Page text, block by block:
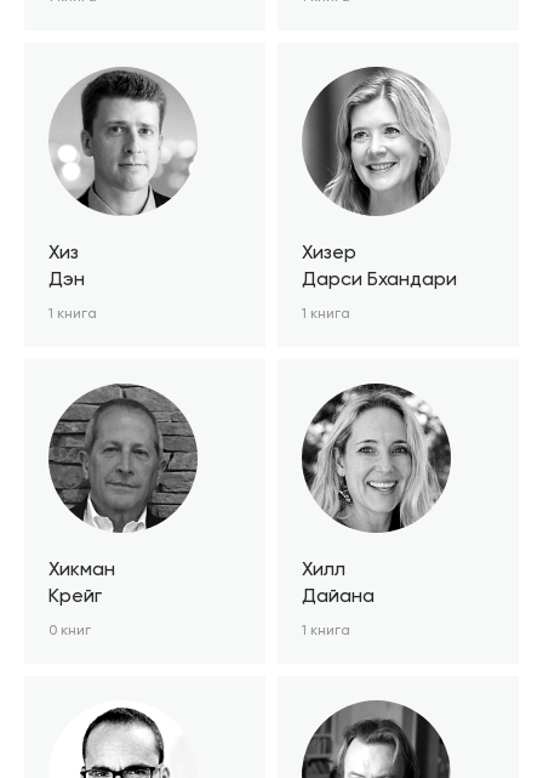
Хиз
Дэн
1 книга
Хизер
Дарси Бхандари
1 книга
Хикман
Крейг
0 книг
Хилл
Дайана
1 книга